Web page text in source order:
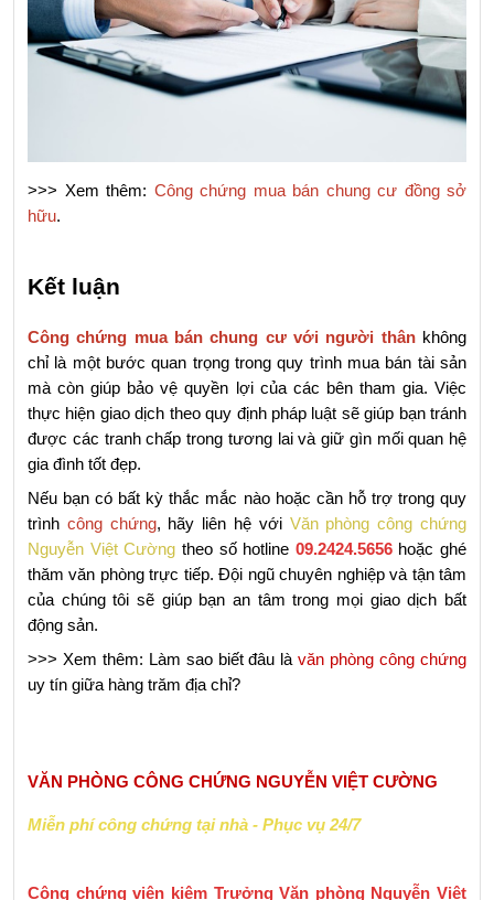
>>> Xem thêm: Công chứng mua bán chung cư đồng sở
hữu.
Kết luận
Công chứng mua bán chung cư với người thân không
chỉ là một bước quan trọng trong quy trình mua bán tài sản
mà còn giúp bảo vệ quyền lợi của các bên tham gia. Việc
thực hiện giao dịch theo quy định pháp luật sẽ giúp bạn tránh
được các tranh chấp trong tương lai và giữ gìn mối quan hệ
gia đình tốt đẹp.
Nếu bạn có bất kỳ thắc mắc nào hoặc cần hỗ trợ trong quy
trình công chứng, hãy liên hệ với Văn phòng công chứng
Nguyễn Việt Cường theo số hotline 09.2424.5656 hoặc ghé
thăm văn phòng trực tiếp. Đội ngũ chuyên nghiệp và tận tâm
của chúng tôi sẽ giúp bạn an tâm trong mọi giao dịch bất
động sản.
>>> Xem thêm: Làm sao biết đâu là văn phòng công chứng
uy tín giữa hàng trăm địa chỉ?
VĂN PHÒNG CÔNG CHỨNG NGUYỄN VIỆT CƯỜNG
Miễn phí công chứng tại nhà - Phục vụ 24/7
Công chứng viên kiêm Trưởng Văn phòng Nguyễn Việt